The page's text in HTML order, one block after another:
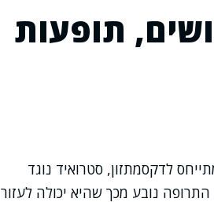
תופעות
לדקסמתזון, סטרואיד נוגד
נובע מכך שהיא יכולה לעזור